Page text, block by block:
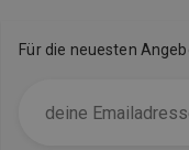
Für die neuesten